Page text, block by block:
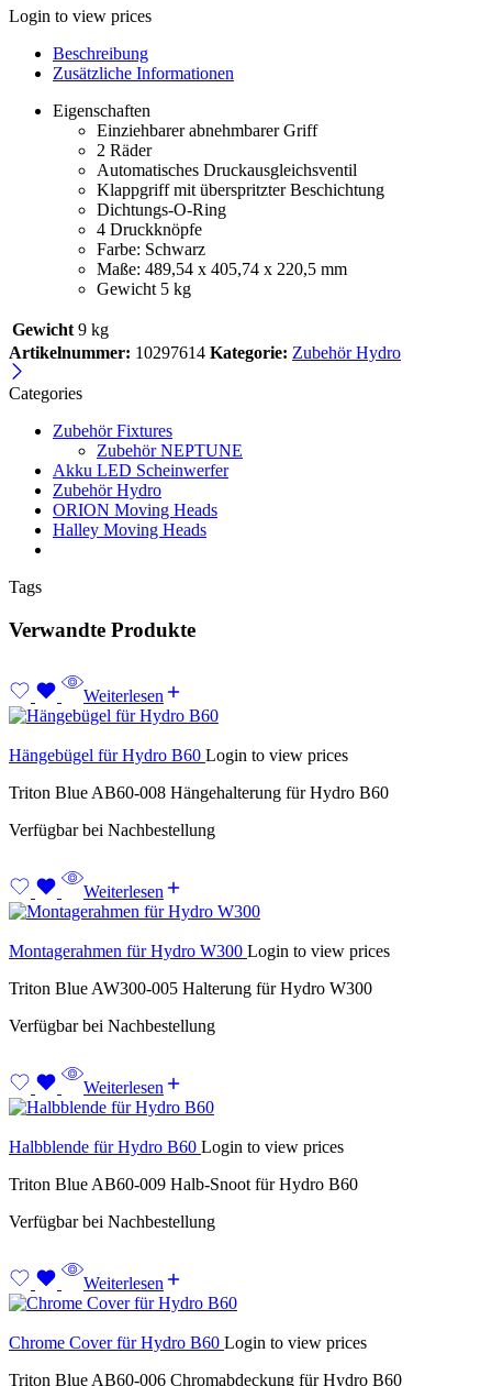
Login to view prices
Beschreibung
Zusätzliche Informationen
Eigenschaften
Einziehbarer abnehmbarer Griff
2 Räder
Automatisches Druckausgleichsventil
Klappgriff mit überspritzter Beschichtung
Dichtungs-O-Ring
4 Druckknöpfe
Farbe: Schwarz
Maße: 489,54 x 405,74 x 220,5 mm
Gewicht 5 kg
Gewicht 9 kg
Artikelnummer: 10297614 Kategorie: Zubehör Hydro
Categories
Zubehör Fixtures
Zubehör NEPTUNE
Akku LED Scheinwerfer
Zubehör Hydro
ORION Moving Heads
Halley Moving Heads
Tags
Verwandte Produkte
Weiterlesen
Hängebügel für Hydro B60 Login to view prices
Triton Blue AB60-008 Hängehalterung für Hydro B60
Verfügbar bei Nachbestellung
Weiterlesen
Montagerahmen für Hydro W300 Login to view prices
Triton Blue AW300-005 Halterung für Hydro W300
Verfügbar bei Nachbestellung
Weiterlesen
Halbblende für Hydro B60 Login to view prices
Triton Blue AB60-009 Halb-Snoot für Hydro B60
Verfügbar bei Nachbestellung
Weiterlesen
Chrome Cover für Hydro B60 Login to view prices
Triton Blue AB60-006 Chromabdeckung für Hydro B60